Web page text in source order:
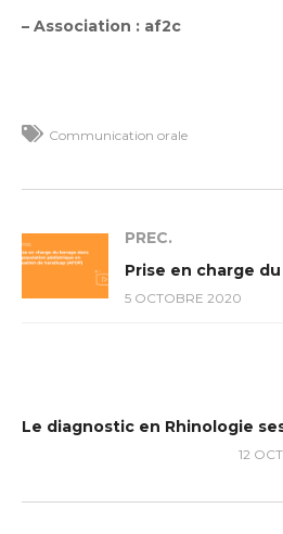
– Association : af2c
Communication orale
PREC.
5 OCTOBRE 2020
12